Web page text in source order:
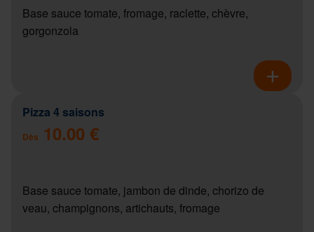
Base sauce tomate, fromage, raclette, chèvre,
gorgonzola
Pizza 4 saisons
Dès 10.00 €
Base sauce tomate, jambon de dinde, chorizo de
veau, champignons, artichauts, fromage